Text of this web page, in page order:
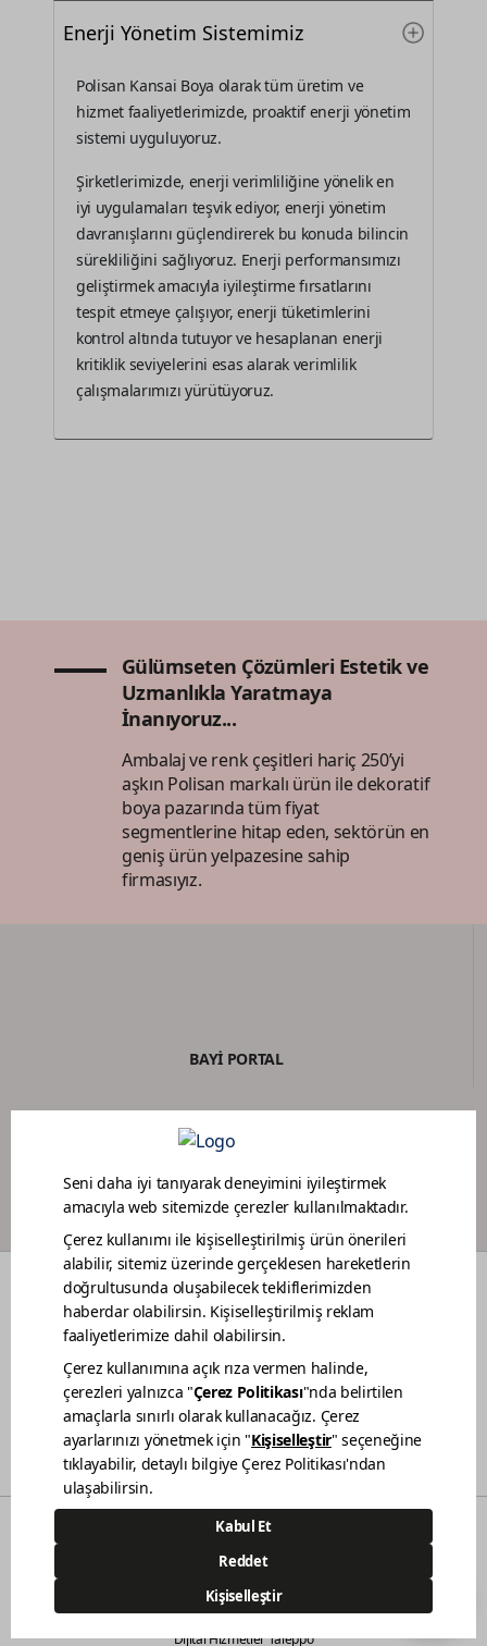
Enerji Yönetim Sistemimiz
Polisan Kansai Boya olarak tüm üretim ve
hizmet faaliyetlerimizde, proaktif enerji yönetim
sistemi uyguluyoruz.
Şirketlerimizde, enerji verimliliğine yönelik en
iyi uygulamaları teşvik ediyor, enerji yönetim
davranışlarını güçlendirerek bu konuda bilincin
sürekliliğini sağlıyoruz. Enerji performansımızı
geliştirmek amacıyla iyileştirme fırsatlarını
tespit etmeye çalışıyor, enerji tüketimlerini
kontrol altında tutuyor ve hesaplanan enerji
kritiklik seviyelerini esas alarak verimlilik
çalışmalarımızı yürütüyoruz.
Gülümseten Çözümleri Estetik ve
Uzmanlıkla Yaratmaya
İnanıyoruz...
Ambalaj ve renk çeşitleri hariç 250’yi
aşkın Polisan markalı ürün ile dekoratif
boya pazarında tüm fiyat
segmentlerine hitap eden, sektörün en
geniş ürün yelpazesine sahip
firmasıyız.
BAYİ PORTAL
BOYACI SADAKAT PROGRAMI
RENKLER DEKORASYON FİKİRLERİ RENOVASYON
BAHÇE MOBİLYA BAKIMI
SATIŞ NOKTALARIMIZ İLETİŞİM
BİLGİ TOPLUMU HİZMETLERİ KVKK AÇIKLAMA
© 2021 - Polisan Kansai Boya San. ve Tic. A.Ş. | Her hakkı saklıdır.
Demircilerosb Mah. Refik Baydur Cad. No:7/3
Dilovası Kocaeli
(0262) 679 6000
444 83 80
Dijital Hizmetler Taleppo